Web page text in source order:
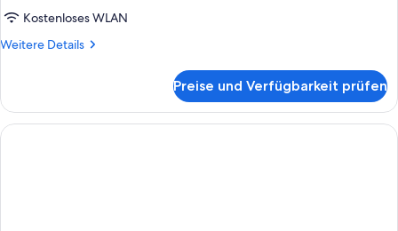
Zimmer
anzeigen
Kostenloses WLAN
Weitere Details
Weitere
Preise und Verfügbarkeit prüfen